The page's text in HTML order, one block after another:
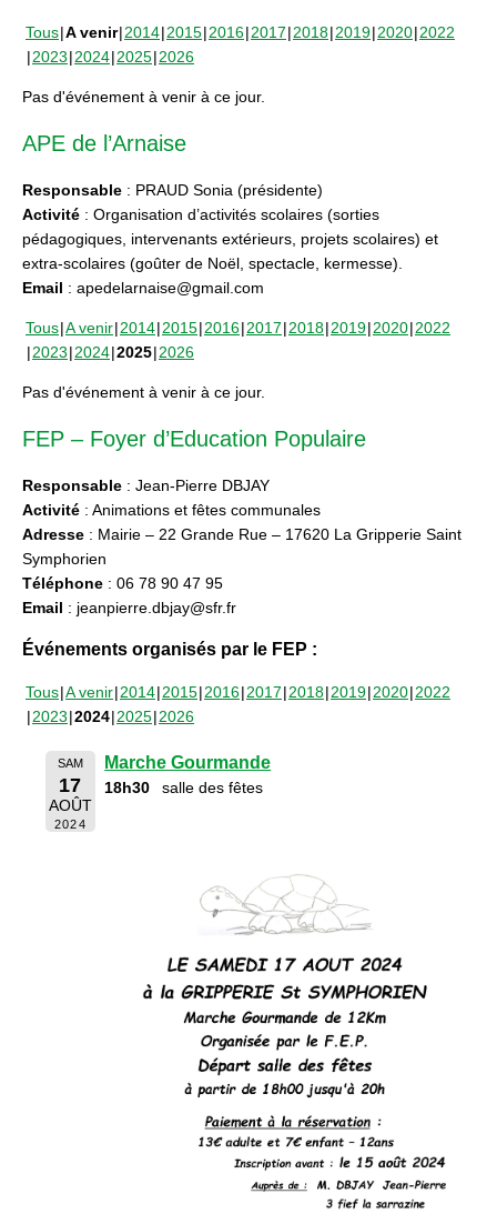
Tous A venir 2014 2015 2016 2017 2018 2019 2020 2022
2023 2024 2025 2026
Pas d'événement à venir à ce jour.
APE de l’Arnaise
Responsable : PRAUD Sonia (présidente)
Activité : Organisation d’activités scolaires (sorties
pédagogiques, intervenants extérieurs, projets scolaires) et
extra-scolaires (goûter de Noël, spectacle, kermesse).
Email : apedelarnaise@gmail.com
Tous A venir 2014 2015 2016 2017 2018 2019 2020 2022
2023 2024 2025 2026
Pas d'événement à venir à ce jour.
FEP – Foyer d’Education Populaire
Responsable : Jean-Pierre DBJAY
Activité : Animations et fêtes communales
Adresse : Mairie – 22 Grande Rue – 17620 La Gripperie Saint
Symphorien
Téléphone : 06 78 90 47 95
Email : jeanpierre.dbjay@sfr.fr
Événements organisés par le FEP :
Tous A venir 2014 2015 2016 2017 2018 2019 2020 2022
2023 2024 2025 2026
SAM
17
AOÛT
2024
Marche Gourmande
18h30 salle des fêtes